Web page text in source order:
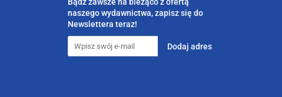
Bądź zawsze na bieżąco z ofertą
naszego wydawnictwa, zapisz się do
Newslettera teraz!